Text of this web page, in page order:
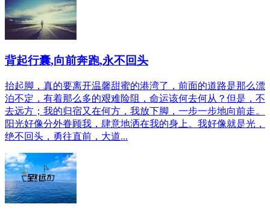
背起行囊,向前奔跑,永不回头
抬起脚，真的要离开温馨甜蜜的港湾了，前面的道路是那么漂
泊不定，有着那么多的艰难险阻，命运该何去何从？但是，不
去远方；我的归宿又在何方，我放下脚，一步一步地向前走。
阳光好像分外眷顾我，肆意地洒在我的身上。我好像就是光，
绝不回头，勇往直前，大道...